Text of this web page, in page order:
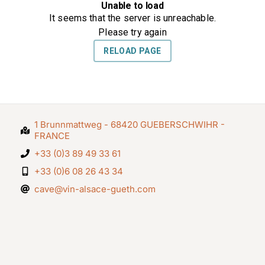
1 Brunnmattweg - 68420 GUEBERSCHWIHR -
FRANCE
+33 (0)3 89 49 33 61
+33 (0)6 08 26 43 34
cave@vin-alsace-gueth.com